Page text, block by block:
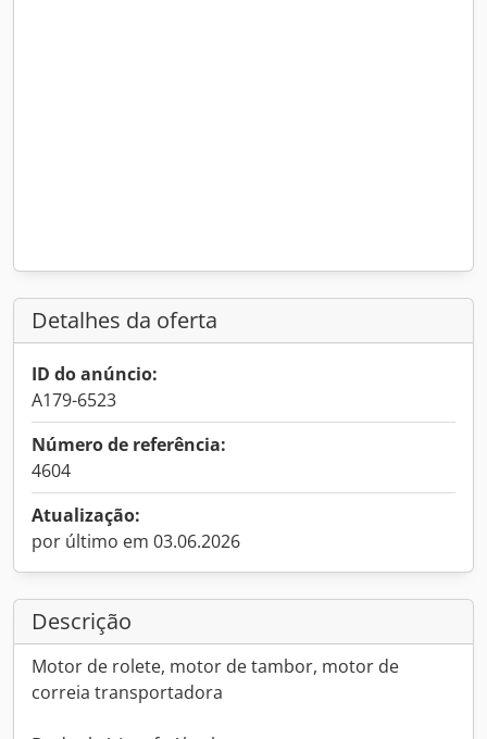
Detalhes da oferta
ID do anúncio:
A179-6523
Número de referência:
4604
Atualização:
por último em 03.06.2026
Descrição
Motor de rolete, motor de tambor, motor de
correia transportadora